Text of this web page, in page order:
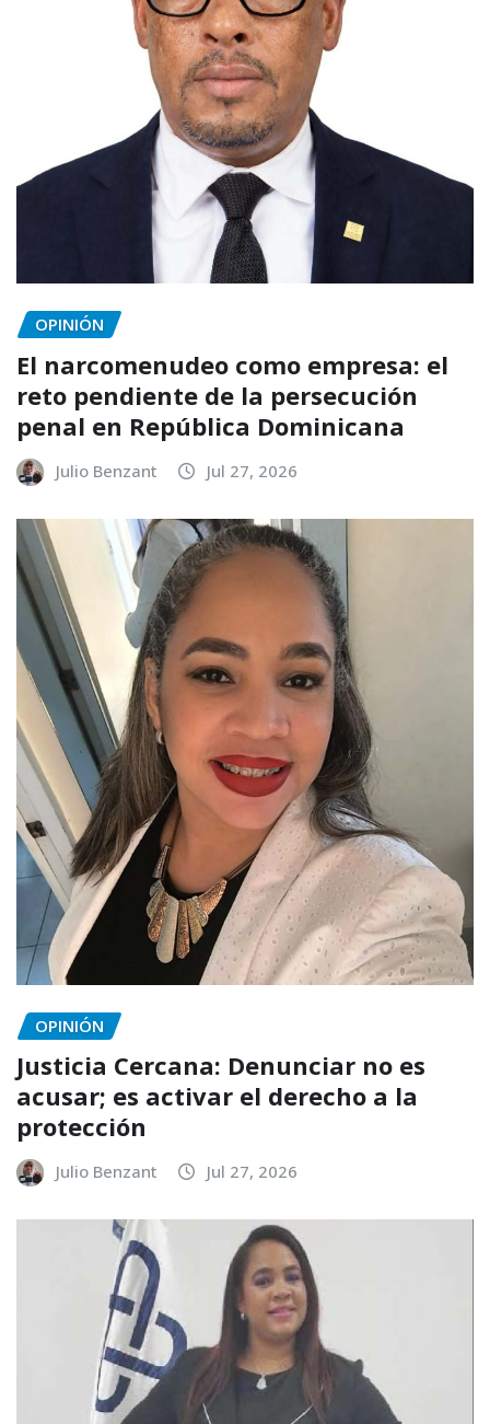
OPINIÓN
El narcomenudeo como empresa: el
reto pendiente de la persecución
penal en República Dominicana
Julio Benzant Jul 27, 2026
OPINIÓN
Justicia Cercana: Denunciar no es
acusar; es activar el derecho a la
protección
Julio Benzant Jul 27, 2026